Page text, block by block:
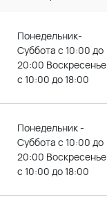
Понедельник-
Суббота с 10:00 до
20:00 Воскресенье
с 10:00 до 18:00
Понедельник -
Суббота с 10:00 до
20:00 Воскресенье
с 10:00 до 18:00